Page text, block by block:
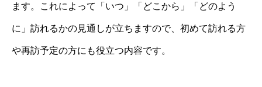
ます。これによって「いつ」「どこから」「どのよう
に」訪れるかの見通しが立ちますので、初めて訪れる方
や再訪予定の方にも役立つ内容です。